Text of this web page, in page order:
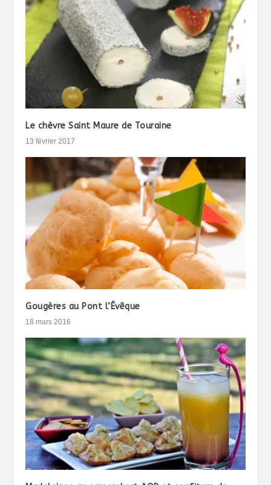
Le chèvre Saint Maure de Touraine
13 février 2017
Gougères au Pont l’Évêque
18 mars 2016